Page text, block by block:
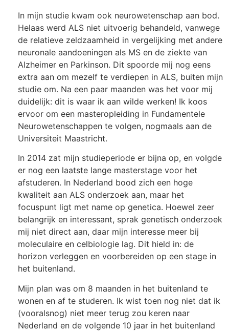
In mijn studie kwam ook neurowetenschap aan bod.
Helaas werd ALS niet uitvoerig behandeld, vanwege
de relatieve zeldzaamheid in vergelijking met andere
neuronale aandoeningen als MS en de ziekte van
Alzheimer en Parkinson. Dit spoorde mij nog eens
extra aan om mezelf te verdiepen in ALS, buiten mijn
studie om. Na een paar maanden was het voor mij
duidelijk: dit is waar ik aan wilde werken! Ik koos
ervoor om een masteropleiding in Fundamentele
Neurowetenschappen te volgen, nogmaals aan de
Universiteit Maastricht.
In 2014 zat mijn studieperiode er bijna op, en volgde
er nog een laatste lange masterstage voor het
afstuderen. In Nederland bood zich een hoge
kwaliteit aan ALS onderzoek aan, maar het
focuspunt ligt met name op genetica. Hoewel zeer
belangrijk en interessant, sprak genetisch onderzoek
mij niet direct aan, daar mijn interesse meer bij
moleculaire en celbiologie lag. Dit hield in: de
horizon verleggen en voorbereiden op een stage in
het buitenland.
Mijn plan was om 8 maanden in het buitenland te
wonen en af te studeren. Ik wist toen nog niet dat ik
(vooralsnog) niet meer terug zou keren naar
Nederland en de volgende 10 jaar in het buitenland